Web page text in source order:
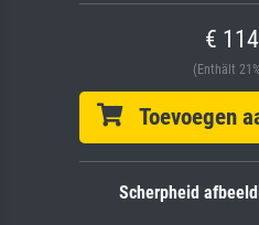
€
(Enthält
Toevoegen
Scherpheid